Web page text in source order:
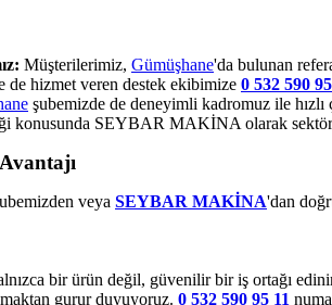
Müşterilerimiz, Gümüşhane'da bulunan
de hizmet veren destek ekibimize 0 532 590
şubemizde de deneyimli kadromuz ile
konusunda SEYBAR MAKİNA olarak
veya SEYBAR MAKİNA'dan
bir ürün değil, güvenilir bir iş ortağı
gurur duyuyoruz. 0 532 590 95 11